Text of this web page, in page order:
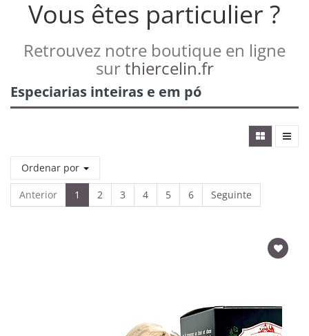
Vous êtes particulier ?
Retrouvez notre boutique en ligne
surthiercelin.fr
Especiarias inteiras e em pó
Ordenar por
Anterior 1 2 3 4 5 6 Seguinte